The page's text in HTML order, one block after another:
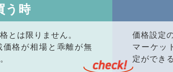
う時
とは限りません。
格が相場と乖離が無
価格設定
マーケッ
定ができ